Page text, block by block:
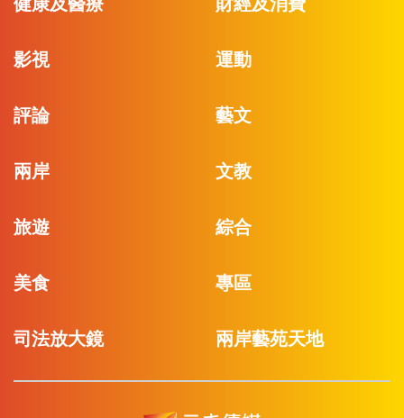
影視 運動
評論 藝文
兩岸 文教
旅遊 綜合
美食 專區
司法放大鏡 兩岸藝苑天地